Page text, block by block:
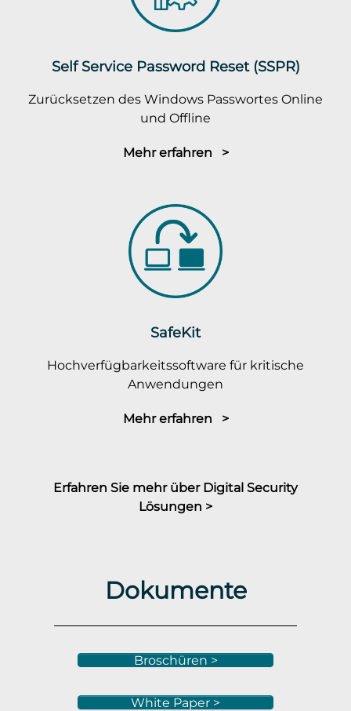
Self Service Password Reset (SSPR)
Zurücksetzen des Windows Passwortes Online
und Offline
Mehr erfahren >
SafeKit
Hochverfügbarkeitssoftware für kritische
Anwendungen
Mehr erfahren >
Erfahren Sie mehr über Digital Security
Lösungen >
Dokumente
Broschüren >
White Paper >